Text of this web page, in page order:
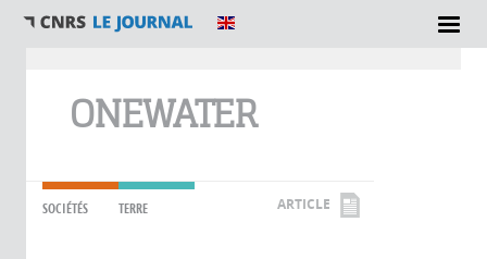
ONEWATER
SOCIÉTÉS TERRE ARTICLE